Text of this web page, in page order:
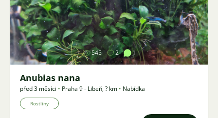
Obrázek
545 2 1
Anubias nana
před 3 měsíci • Praha 9 - Libeň,? km • Nabídka
Rostliny